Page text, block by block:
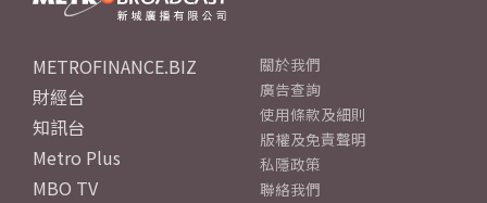
METROFINANCE.BIZ
財經台
知訊台
Metro Plus
MBO TV
關於我們
廣告查詢
使用條款及細則
版權及免責聲明
私隱政策
聯絡我們